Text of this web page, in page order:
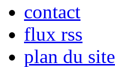
contact
flux rss
plan du site